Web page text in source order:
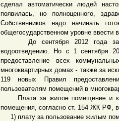
сделал автоматически людей
появилась, но полноценного,
Собственников надо начинать
общегосударственном уровне
До сентября 2012 года закон
водоотведению. Но с 1 сентября
предоставление всех
многоквартирных домах - также за
119 новых Правил
пользователям помещений в
Плата за жилое помещение и
помещения, согласно ст. 154 ЖК РФ,
1) плату за пользование жилым